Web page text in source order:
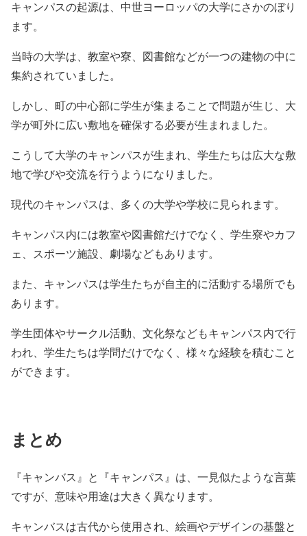
キャンパスの起源は、中世ヨーロッパの大学にさかのぼり
ます。
当時の大学は、教室や寮、図書館などが一つの建物の中に
集約されていました。
しかし、町の中心部に学生が集まることで問題が生じ、大
学が町外に広い敷地を確保する必要が生まれました。
こうして大学のキャンパスが生まれ、学生たちは広大な敷
地で学びや交流を行うようになりました。
現代のキャンパスは、多くの大学や学校に見られます。
キャンパス内には教室や図書館だけでなく、学生寮やカフ
ェ、スポーツ施設、劇場などもあります。
また、キャンパスは学生たちが自主的に活動する場所でも
あります。
学生団体やサークル活動、文化祭などもキャンパス内で行
われ、学生たちは学問だけでなく、様々な経験を積むこと
ができます。
まとめ
『キャンバス』と『キャンパス』は、一見似たような言葉
ですが、意味や用途は大きく異なります。
キャンバスは古代から使用され、絵画やデザインの基盤と